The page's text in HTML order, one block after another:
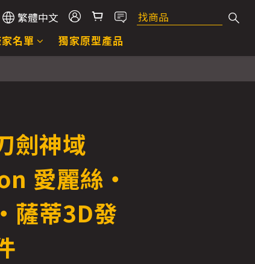
繁體中文
名單 獨家原型產品
劍神域
愛麗絲・
薩蒂3D發